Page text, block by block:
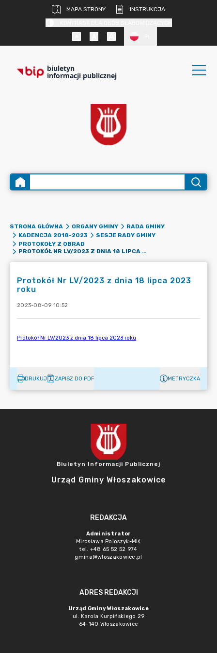
MAPA STRONY
INSTRUKCJA
biuletyn
informacji publicznej
STRONA GŁÓWNA ORGANY GMINY
RADA GMINY
KADENCJA 2018-2023
SESJE RADY GMINY
PROTOKOŁY Z OBRAD
PROTOKÓŁ NR LV/2023 Z DNIA 18 LIPCA 2023 ROKU
Protokół Nr LV/2023 z dnia 18 lipca 2023
roku
2023-08-09 10:52
DRUKUJ ZAPISZ DO PDF METRYCZKA
Biuletyn Informacji Publicznej
Urząd Gminy Włoszakowice
REDAKCJA
Administrator
Mirosława Poloszyk-Miś
tel. +48 65 52 52 974
gmina@wloszakowice.pl
ADRES REDAKCJI
Urząd Gminy Włoszakowice
ul. Karola Kurpińskiego 29
64-140 Włoszakowice